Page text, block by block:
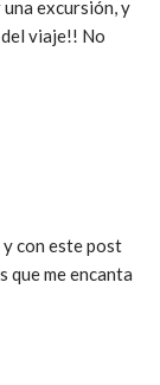
excursión, y
del viaje!! No
con este post
que me encanta